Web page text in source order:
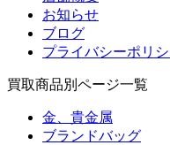
お知らせ
ブログ
プライバシーポリ
買取商品別ページ一覧
金、貴金属
ブランドバッグ